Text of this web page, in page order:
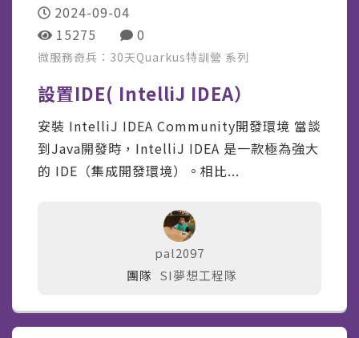
2024-09-04
15275
0
微服務奇兵：30天Quarkus特訓營 系列
設置IDE( IntelliJ IDEA）
安裝 IntelliJ IDEA Community開發環境 當談
到Java開發時，IntelliJ IDEA 是一款極為強大
的 IDE（集成開發環境）。相比...
pal2097
團隊 SI夢想工程隊